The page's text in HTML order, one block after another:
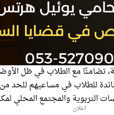
تضامنًا مع الطلاب في ظل
للطلاب في مساعيهم للحد
التربوية والمجتمع المحلي
اعلان